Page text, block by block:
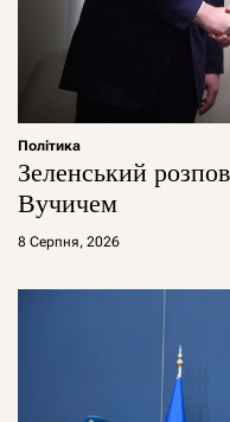
Політика
Зеленський
Вучичем
8 Серпня, 2026